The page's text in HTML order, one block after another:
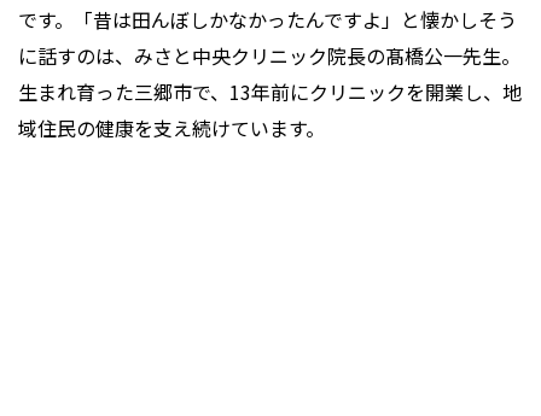
です。「昔は田んぼしかなかったんですよ」と懐かしそう
に話すのは、みさと中央クリニック院長の髙橋公一先生。
生まれ育った三郷市で、13年前にクリニックを開業し、地
域住民の健康を支え続けています。